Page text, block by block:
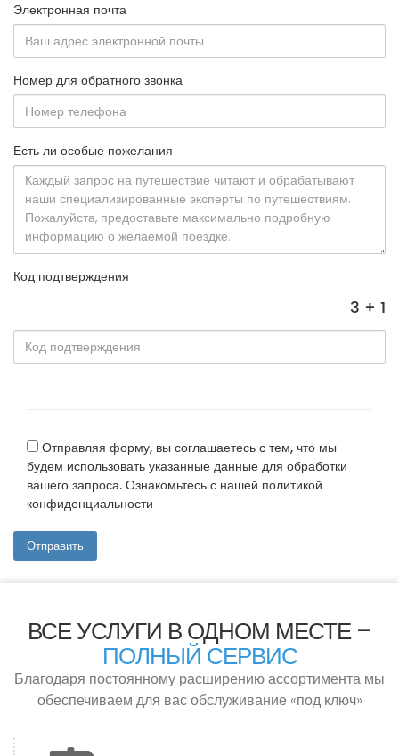
Электронная почта
Номер для обратного звонка
Есть ли особые пожелания
Код подтверждения
3 + 1
Отправляя форму, вы соглашаетесь с тем, что мы
будем использовать указанные данные для обработки
вашего запроса. Ознакомьтесь с нашей политикой
конфиденциальности
ВСЕ УСЛУГИ В ОДНОМ МЕСТЕ –
ПОЛНЫЙ СЕРВИС
Благодаря постоянному расширению ассортимента мы
обеспечиваем для вас обслуживание «под ключ»